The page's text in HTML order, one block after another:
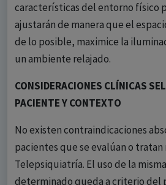
características del entorno físico
ajustarán de manera que el
de lo posible, maximice la
un ambiente relajado.
CONSIDERACIONES CLÍNICAS
PACIENTE Y CONTEXTO
No existen contraindicaciones
pacientes que se evalúan o
Telepsiquiatría. El uso de la
determinado queda a criterio del